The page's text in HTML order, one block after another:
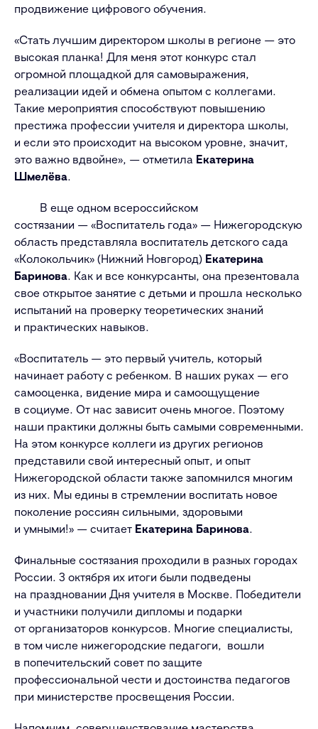
продвижение цифрового обучения.
«Стать лучшим директором школы в регионе — это
высокая планка! Для меня этот конкурс стал
огромной площадкой для самовыражения,
реализации идей и обмена опытом с коллегами.
Такие мероприятия способствуют повышению
престижа профессии учителя и директора школы,
и если это происходит на высоком уровне, значит,
это важно вдвойне», — отметила Екатерина
Шмелёва.
В еще одном всероссийском
состязании — «Воспитатель года» — Нижегородскую
область представляла воспитатель детского сада
«Колокольчик» (Нижний Новгород) Екатерина
Баринова. Как и все конкурсанты, она презентовала
свое открытое занятие с детьми и прошла несколько
испытаний на проверку теоретических знаний
и практических навыков.
«Воспитатель — это первый учитель, который
начинает работу с ребенком. В наших руках — его
самооценка, видение мира и самоощущение
в социуме. От нас зависит очень многое. Поэтому
наши практики должны быть самыми современными.
На этом конкурсе коллеги из других регионов
представили свой интересный опыт, и опыт
Нижегородской области также запомнился многим
из них. Мы едины в стремлении воспитать новое
поколение россиян сильными, здоровыми
и умными!» — считает Екатерина Баринова.
Финальные состязания проходили в разных городах
России. 3 октября их итоги были подведены
на праздновании Дня учителя в Москве. Победители
и участники получили дипломы и подарки
от организаторов конкурсов. Многие специалисты,
в том числе нижегородские педагоги, вошли
в попечительский совет по защите
профессиональной чести и достоинства педагогов
при министерстве просвещения России.